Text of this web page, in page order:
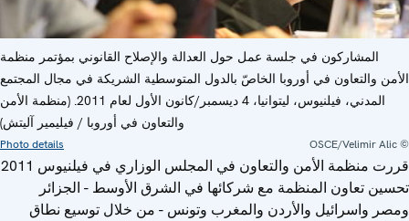
المشاركون في جلسة عمل حول العدالة والإصلاح القانوني بمؤتمر منظمة
الأمن والتعاون في أوروبا الخاصّ بالدول المتوسطية الشريكة في مجال المجتمع
المدني، فيلنيوس، ليتوانيا، 4 ديسمبر/كانون الأول لعام 2011. (منظمة الأمن
والتعاون في أوروبا / فيليمير آليتش)
© OSCE/Velimir Alic
Photo details
قررت منظمة الأمن والتعاون في المجلس الوزاري في فيلنيوس 2011
تحسين تعاون المنظمة مع شركائها في الشرق الأوسط - الجزائر
ومصر واسرائيل والأردن والمغرب وتونس - من خلال توسيع نطاق